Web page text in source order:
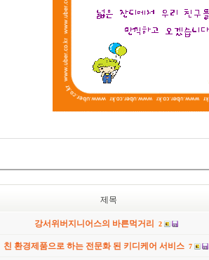
제목
강서위버지니어스의 바른먹거리 2
친 환경제품으로 하는 전문화 된 키디케어 서비스 7